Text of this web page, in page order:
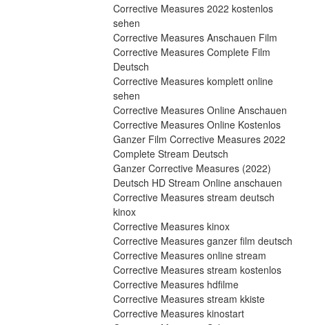
Corrective Measures 2022 kostenlos
sehen
Corrective Measures Anschauen Film
Corrective Measures Complete Film
Deutsch
Corrective Measures komplett online
sehen
Corrective Measures Online Anschauen
Corrective Measures Online Kostenlos
Ganzer Film Corrective Measures 2022
Complete Stream Deutsch
Ganzer Corrective Measures (2022)
Deutsch HD Stream Online anschauen
Corrective Measures stream deutsch
kinox
Corrective Measures kinox
Corrective Measures ganzer film deutsch
Corrective Measures online stream
Corrective Measures stream kostenlos
Corrective Measures hdfilme
Corrective Measures stream kkiste
Corrective Measures kinostart